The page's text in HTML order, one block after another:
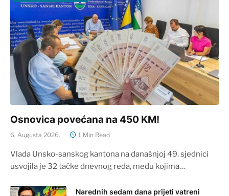
Osnovica povećana na 450 KM!
6. Augusta 2026. 1 Min Read
Vlada Unsko-sanskog kantona na današnjoj 49. sjednici
usvojila je 32 tačke dnevnog reda, među kojima…
Narednih sedam dana prijeti vatreni